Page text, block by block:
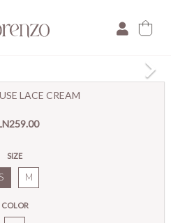
LACE CREAM
SIZE
S M
COLOR